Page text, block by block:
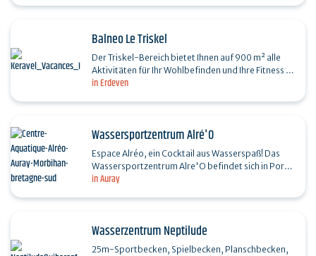
in Erdeven
Balneo Le Triskel
Der Triskel-Bereich bietet Ihnen auf 900 m² alle
Aktivitäten für Ihr Wohlbefinden und Ihre Fitness in
einer freundlichen Atmosphäre das ganze Jahr…
in Auray
Wassersportzentrum Alré'O
Espace Alréo, ein Cocktail aus Wasserspaß! Das
Wassersportzentrum Alre'O befindet sich in Porte
Océane in Auray und verbindet Sport, Spiel und…
Wasserzentrum Neptilude
25m-Sportbecken, Spielbecken, Planschbecken,